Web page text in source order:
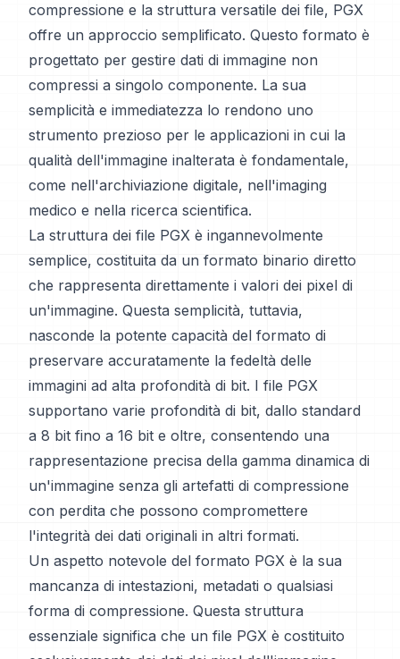
compressione e la struttura versatile dei file, PGX
offre un approccio semplificato. Questo formato è
progettato per gestire dati di immagine non
compressi a singolo componente. La sua
semplicità e immediatezza lo rendono uno
strumento prezioso per le applicazioni in cui la
qualità dell'immagine inalterata è fondamentale,
come nell'archiviazione digitale, nell'imaging
medico e nella ricerca scientifica.
La struttura dei file PGX è ingannevolmente
semplice, costituita da un formato binario diretto
che rappresenta direttamente i valori dei pixel di
un'immagine. Questa semplicità, tuttavia,
nasconde la potente capacità del formato di
preservare accuratamente la fedeltà delle
immagini ad alta profondità di bit. I file PGX
supportano varie profondità di bit, dallo standard
a 8 bit fino a 16 bit e oltre, consentendo una
rappresentazione precisa della gamma dinamica di
un'immagine senza gli artefatti di compressione
con perdita che possono compromettere
l'integrità dei dati originali in altri formati.
Un aspetto notevole del formato PGX è la sua
mancanza di intestazioni, metadati o qualsiasi
forma di compressione. Questa struttura
essenziale significa che un file PGX è costituito